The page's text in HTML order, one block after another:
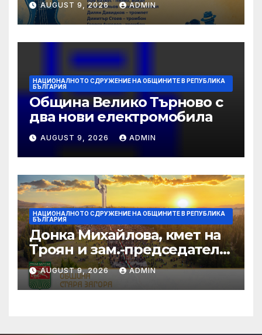
AUGUST 9, 2026 ADMIN
НАЦИОНАЛНОТО СДРУЖЕНИЕ НА ОБЩИНИТЕ В РЕПУБЛИКА
БЪЛГАРИЯ
Община Велико Търново с
два нови електромобила
AUGUST 9, 2026 ADMIN
НАЦИОНАЛНОТО СДРУЖЕНИЕ НА ОБЩИНИТЕ В РЕПУБЛИКА
БЪЛГАРИЯ
Донка Михайлова, кмет на
Троян и зам.-председател
на НСОРБ: Знаем какво е
произведено, как е
произведено и какво влиза
AUGUST 9, 2026 ADMIN